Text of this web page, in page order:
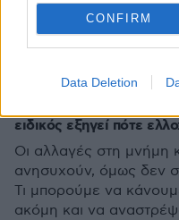
CONFIRM
Data Deletion
ειδικός εξηγεί πότε
Οι αλλαγές στη μνήμη
ανησυχούν, όμως δεν
Τι μπορούμε να
ακόμη και να
13.07.2026, 16:08